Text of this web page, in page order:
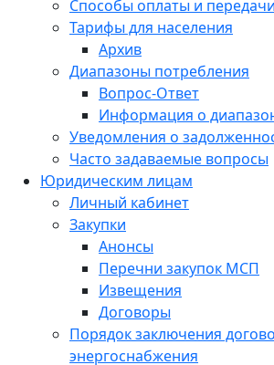
Способы оплаты и
Тарифы для населения
Архив
Диапазоны потребления
Вопрос-Ответ
Информация о
Уведомления о
Часто задаваемые вопросы
Юридическим лицам
Личный кабинет
Закупки
Анонсы
Перечни закупок МСП
Извещения
Договоры
Порядок заключения
энергоснабжения